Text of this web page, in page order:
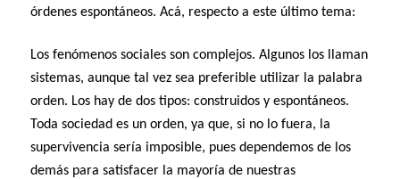
órdenes espontáneos. Acá, respecto a este último tema:
Los fenómenos sociales son complejos. Algunos los llaman
sistemas, aunque tal vez sea preferible utilizar la palabra
orden. Los hay de dos tipos: construidos y espontáneos.
Toda sociedad es un orden, ya que, si no lo fuera, la
supervivencia sería imposible, pues dependemos de los
demás para satisfacer la mayoría de nuestras